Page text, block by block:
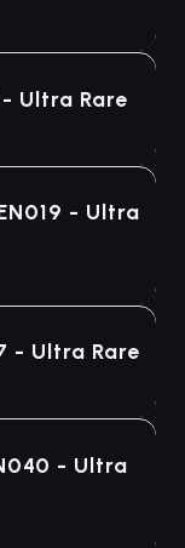
Ultra Rare
- Ultra
- Ultra Rare
- Ultra